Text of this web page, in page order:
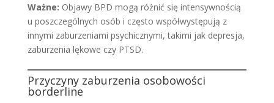
Ważne: Objawy BPD mogą różnić się intensywnością
u poszczególnych osób i często współwystępują z
innymi zaburzeniami psychicznymi, takimi jak depresja,
zaburzenia lękowe czy PTSD.
Przyczyny zaburzenia osobowości
borderline